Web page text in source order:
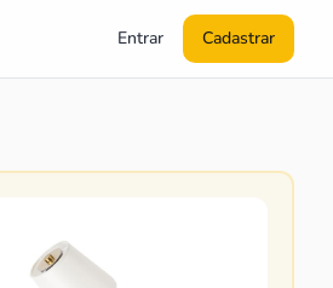
Entrar Cadastrar